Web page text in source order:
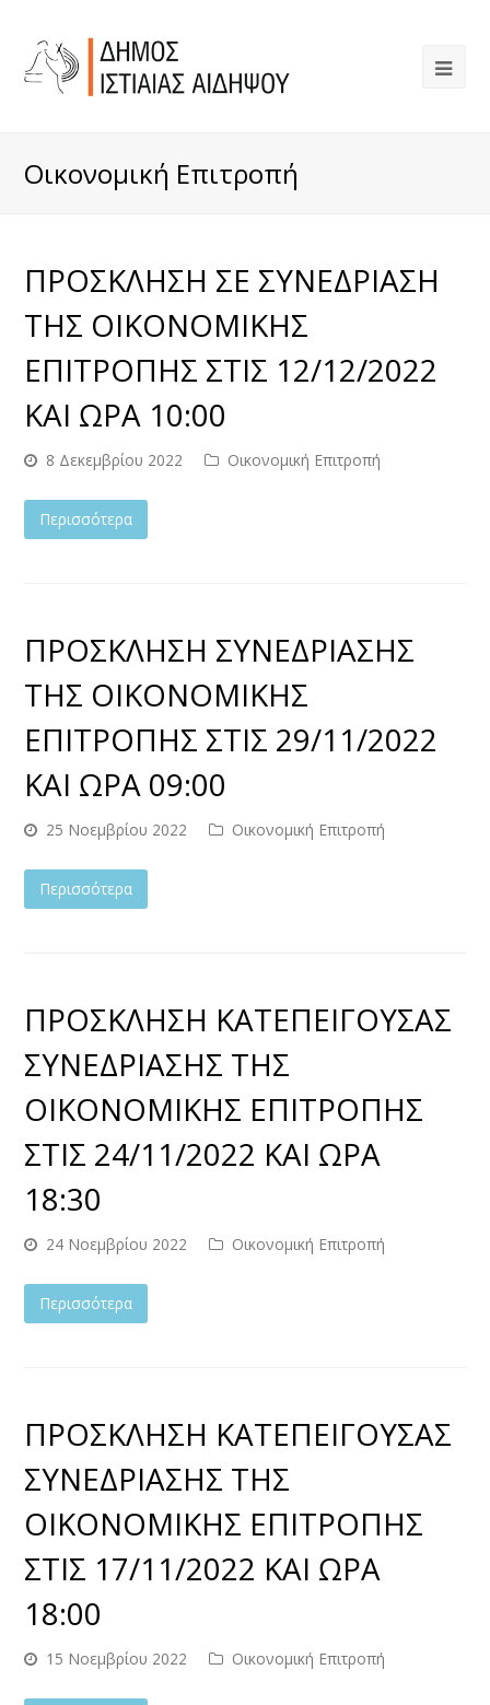
Οικονομική Επιτροπή
ΠΡΟΣΚΛΗΣΗ ΣΕ ΣΥΝΕΔΡΙΑΣΗ
ΤΗΣ ΟΙΚΟΝΟΜΙΚΗΣ
ΕΠΙΤΡΟΠΗΣ ΣΤΙΣ 12/12/2022
ΚΑΙ ΩΡΑ 10:00
8 Δεκεμβρίου 2022 Οικονομική Επιτροπή
Περισσότερα
ΠΡΟΣΚΛΗΣΗ ΣΥΝΕΔΡΙΑΣΗΣ
ΤΗΣ ΟΙΚΟΝΟΜΙΚΗΣ
ΕΠΙΤΡΟΠΗΣ ΣΤΙΣ 29/11/2022
ΚΑΙ ΩΡΑ 09:00
25 Νοεμβρίου 2022 Οικονομική Επιτροπή
Περισσότερα
ΠΡΟΣΚΛΗΣΗ ΚΑΤΕΠΕΙΓΟΥΣΑΣ
ΣΥΝΕΔΡΙΑΣΗΣ ΤΗΣ
ΟΙΚΟΝΟΜΙΚΗΣ ΕΠΙΤΡΟΠΗΣ
ΣΤΙΣ 24/11/2022 ΚΑΙ ΩΡΑ
18:30
24 Νοεμβρίου 2022 Οικονομική Επιτροπή
Περισσότερα
ΠΡΟΣΚΛΗΣΗ ΚΑΤΕΠΕΙΓΟΥΣΑΣ
ΣΥΝΕΔΡΙΑΣΗΣ ΤΗΣ
ΟΙΚΟΝΟΜΙΚΗΣ ΕΠΙΤΡΟΠΗΣ
ΣΤΙΣ 17/11/2022 ΚΑΙ ΩΡΑ
18:00
15 Νοεμβρίου 2022 Οικονομική Επιτροπή